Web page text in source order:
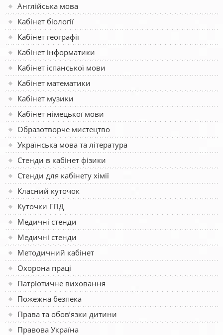
Англійська мова
Кабінет біології
Кабінет географії
Кабінет інформатики
Кабінет іспанської мови
Кабінет математики
Кабінет музики
Кабінет німецької мови
Образотворче мистецтво
Українська мова та література
Стенди в кабінет фізики
Стенди для кабінету хімії
Класний куточок
Куточки ГПД
Медичні стенди
Медичні стенди
Методичний кабінет
Охорона праці
Патріотичне виховання
Пожежна безпека
Права та обов’язки дитини
Правова Україна